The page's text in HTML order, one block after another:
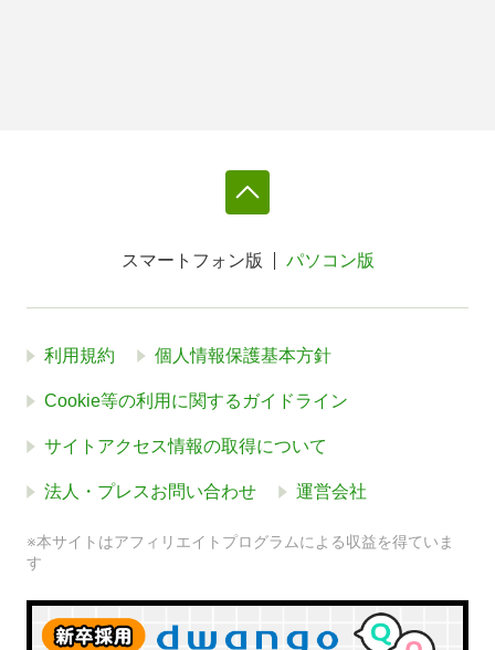
スマートフォン版 パソコン版
利用規約 個人情報保護基本方針
Cookie等の利用に関するガイドライン
サイトアクセス情報の取得について
法人・プレスお問い合わせ 運営会社
※本サイトはアフィリエイトプログラムによる収益を得ていま
す